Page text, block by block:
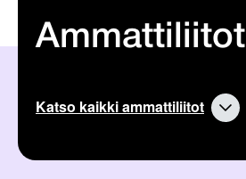
Ammattiliitot
Katso kaikki ammattiliitot